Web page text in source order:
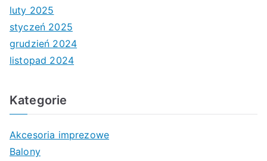
luty 2025
styczeń 2025
grudzień 2024
listopad 2024
Kategorie
Akcesoria imprezowe
Balony